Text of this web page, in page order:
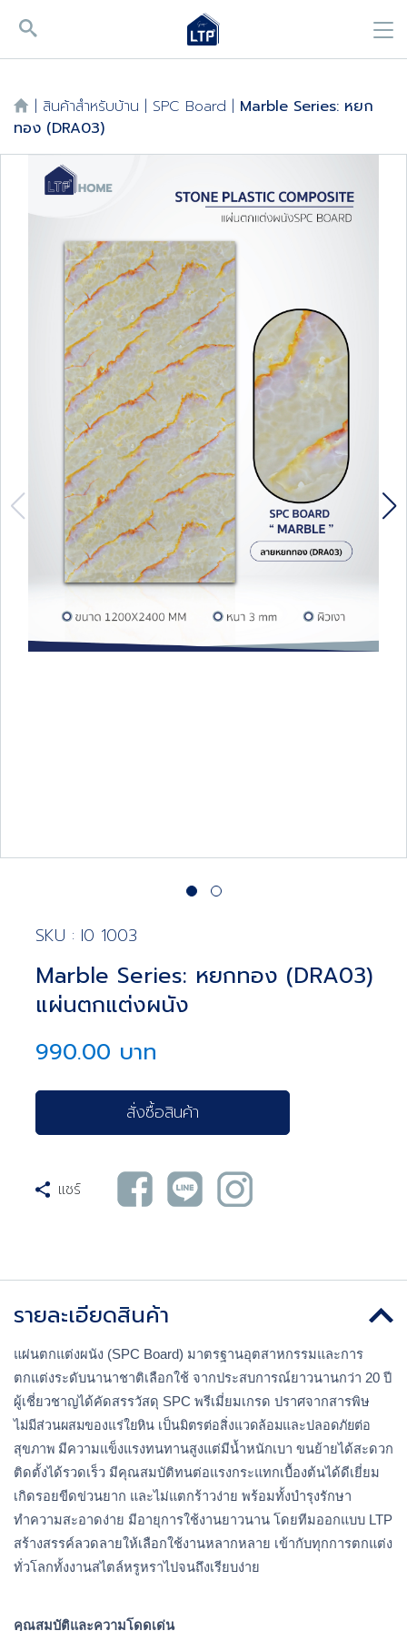
| สินค้าสำหรับบ้าน | SPC Board | Marble Series: หยก
ทอง (DRA03)
SKU : I0 1003
Marble Series: หยกทอง (DRA03)
แผ่นตกแต่งผนัง
990.00 บาท
สั่งซื้อสินค้า
แชร์
รายละเอียดสินค้า
แผ่นตกแต่งผนัง (SPC Board) มาตรฐานอุตสาหกรรมและการ
ตกแต่งระดับนานาชาติเลือกใช้ จากประสบการณ์ยาวนานกว่า 20 ปี
ไม่มีส่วนผสมของแร่ใยหิน เป็นมิตรต่อสิ่งแวดล้อมและปลอดภัยต่อ
สุขภาพ มีความแข็งแรงทนทานสูงแต่มีน้ำหนักเบา ขนย้ายได้สะดวก
ติดตั้งได้รวดเร็ว มีคุณสมบัติทนต่อแรงกระแทกเบื้องต้นได้ดีเยี่ยม
เกิดรอยขีดข่วนยาก และไม่แตกร้าวง่าย พร้อมทั้งบำรุงรักษา
ทำความสะอาดง่าย มีอายุการใช้งานยาวนาน โดยทีมออกแบบ LTP
สร้างสรรค์ลวดลายให้เลือกใช้งานหลากหลาย เข้ากับทุกการตกแต่ง
ทั่วโลกทั้งงานสไตล์หรูหราไปจนถึงเรียบง่าย
คุณสมบัติและความโดดเด่น